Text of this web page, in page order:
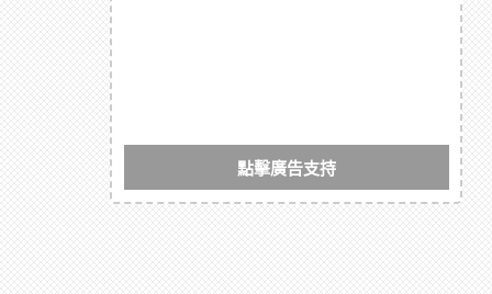
點擊廣告支持